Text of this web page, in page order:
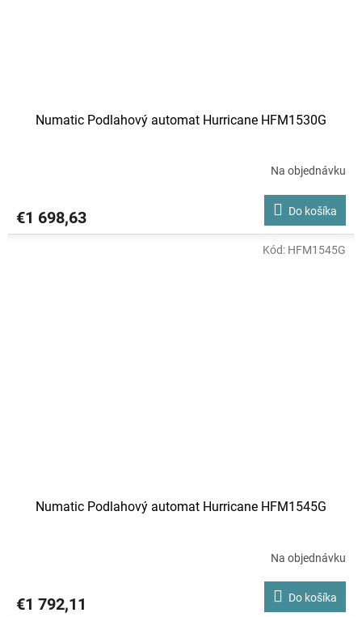
Numatic Podlahový automat Hurricane HFM1530G
Na objednávku
€1 698,63 Do košíka
Numatic Podlahový automat Hurricane HFM1545G
Na objednávku
€1 792,11 Do košíka
Kód: HFM1545G